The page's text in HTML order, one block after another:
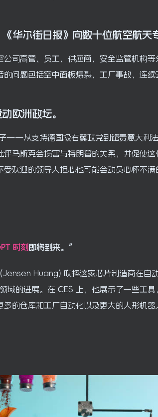
《华尔街日报》 向数十位航空航天
公司高管、员工、供应商、安全监管机构等
的问题包括空中面板爆裂、工厂事故、连
欧洲政坛。
——从支持德国极右翼政党到谴责意大
评马斯克会损害与特朗普的关系，并促使
欢迎的领导人担心他可能会动员心怀不满
时刻 即将到来。”
Huang) 吹捧这家芯片制造商在自
域的进展。在 CES 上，他展示了一些工
的仓库和工厂自动化以及更大的人形机器